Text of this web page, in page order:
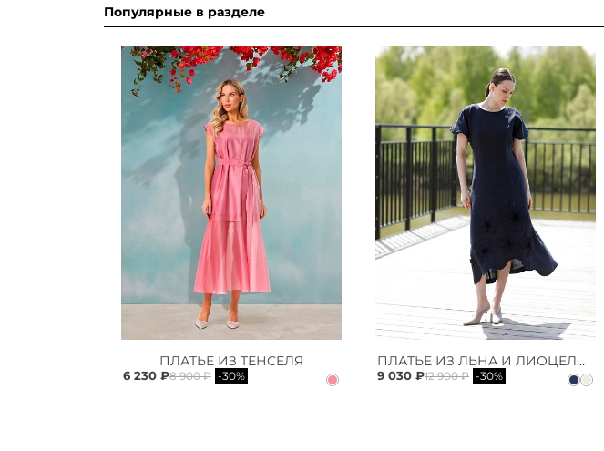
Популярные в разделе
ПЛАТЬЕ ИЗ ТЕНСЕЛЯ
6 230 ₽8 900 ₽ -30%
ПЛАТЬЕ ИЗ ЛЬНА И ЛИОЦЕЛЛА
9 030 ₽12 900 ₽ -30%